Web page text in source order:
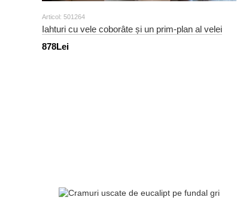
Articol: 501264
Iahturi cu vele coborâte și un prim-plan al velei
878Lei